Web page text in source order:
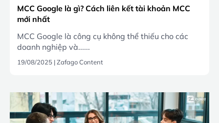
MCC Google là gì? Cách liên kết tài khoản MCC
mới nhất
MCC Google là công cụ không thể thiếu cho các
doanh nghiệp và......
19/08/2025 |Zafago Content